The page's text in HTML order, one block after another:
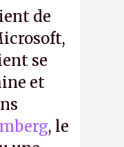
de
se
et
, le